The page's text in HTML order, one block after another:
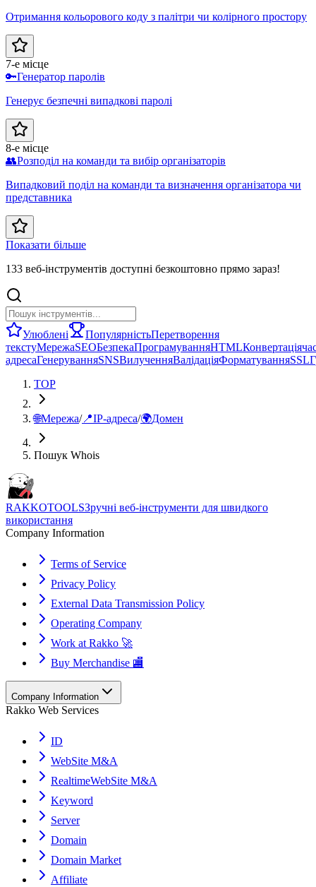
Отримання кольорового коду з палітри чи колірного простору
7-е місце
🔑Генератор паролів
Генерує безпечні випадкові паролі
8-е місце
👥Розподіл на команди та вибір організаторів
Випадковий поділ на команди та визначення організатора чи
представника
Показати більше
133 веб-інструментів доступні безкоштовно прямо зараз!
Улюблені ПопулярністьПеретворення
текстуМережаSEOБезпекаПрограмуванняHTMLКонвертація
адресаГенеруванняSNSВилученняВалідаціяФорматуванняSSL
TOP
🌐Мережа/📍IP-адреса/🌍Домен
Пошук Whois
RAKKOTOOLSЗручні веб-інструменти для швидкого
використання
Company Information
Terms of Service
Privacy Policy
External Data Transmission Policy
Operating Company
Work at Rakko 🚀
Buy Merchandise 🏬
Company Information
Rakko Web Services
ID
WebSite M&A
RealtimeWebSite M&A
Keyword
Server
Domain
Domain Market
Affiliate